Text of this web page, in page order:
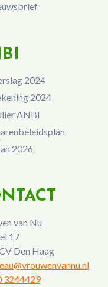
2024
2024
ANBI
2026
van Nu
17
Den Haag
3244429